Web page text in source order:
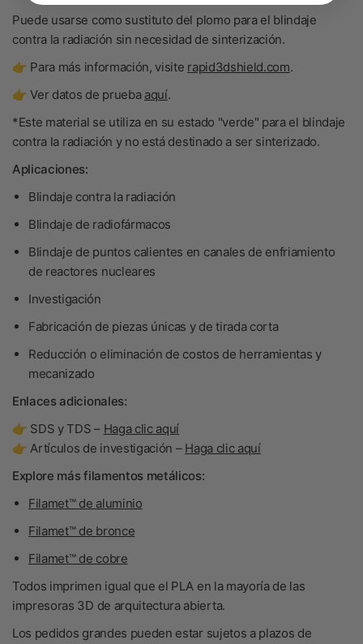
Puede usarse como sustituto del plomo para el blindaje
contra la radiación sin necesidad de sinterización.
👉 Para más información, visite rapid3dshield.com.
👉 Ver datos de prueba aquí.
*Este material se utiliza en su estado "verde" para el blindaje
contra la radiación y no está destinado a ser sinterizado.
Aplicaciones:
Blindaje contra la radiación
Blindaje de radiofármacos
Blindaje de puntos calientes en canales de enfriamiento
de reactores nucleares
Investigación
Fabricación de piezas únicas y de tirada corta
Reducción o eliminación de costos de herramientas y
mecanizado
Enlaces adicionales:
👉 SDS y TDS – Haga clic aquí
👉 Artículos de investigación – Haga clic aquí
Explore más filamentos metálicos:
Filamet™ de aluminio
Filamet™ de bronce
Filamet™ de cobre
Todos imprimen igual que el PLA en la mayoría de las
impresoras 3D de arquitectura abierta.
Los pedidos grandes pueden estar sujetos a plazos de